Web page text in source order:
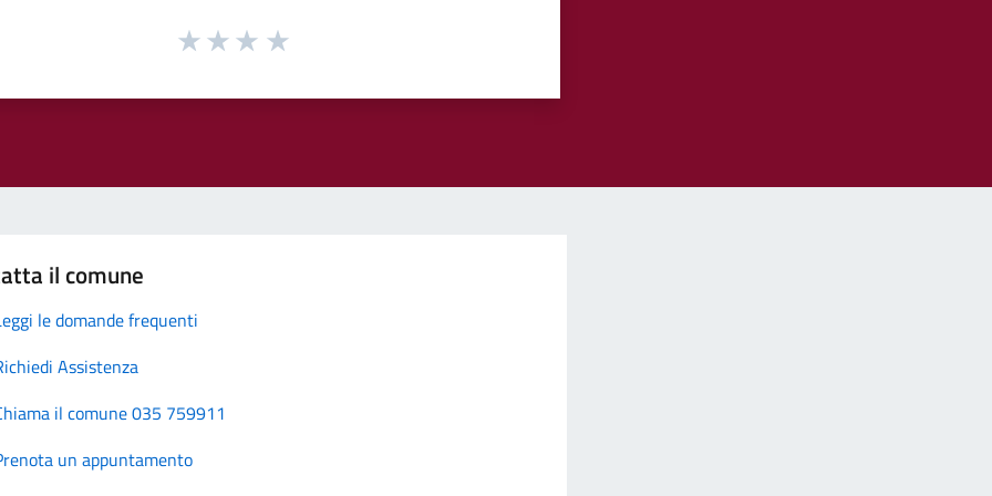
il comune
le domande frequenti
Assistenza
il comune 035 759911
un appuntamento